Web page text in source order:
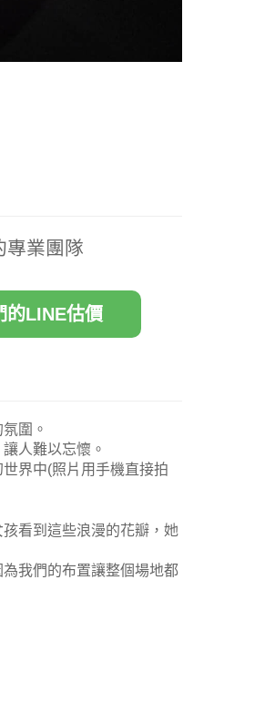
專業團隊
的LINE估價
圍。
人難以忘懷。
界中(照片用手機直接拍
看到這些浪漫的花瓣，她
我們的布置讓整個場地都